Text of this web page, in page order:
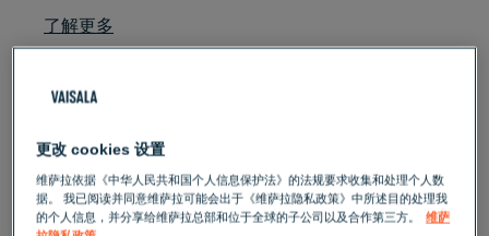
了解更多
更改 cookies 设置
维萨拉依据《中华人民共和国个人信息保护法》的法规要求收集和处理个人数
据。 我已阅读并同意维萨拉可能会出于《维萨拉隐私政策》中所述目的处理我
的个人信息，并分享给维萨拉总部和位于全球的子公司以及合作第三方。
维萨